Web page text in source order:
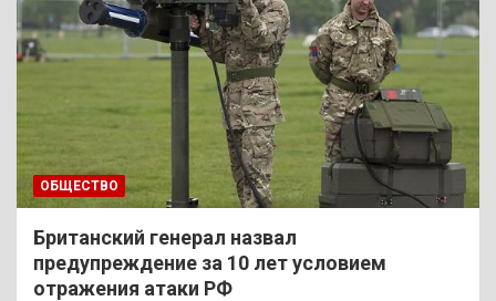
ОБЩЕСТВО
Британский генерал назвал
предупреждение за 10 лет условием
отражения атаки РФ